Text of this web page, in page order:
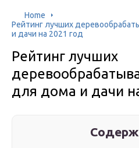
Home
Рейтинг лучших
и дачи на 2021 год
Рейтинг лучших
для дома и дачи